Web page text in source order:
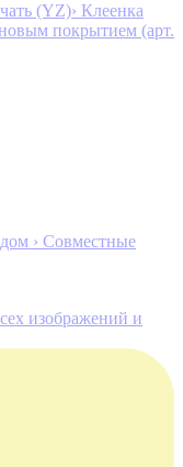
(YZ)› Клеенка
покрытием (арт.
› Совместные
изображений и